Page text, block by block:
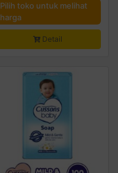
Pilih toko untuk melihat
harga
Detail